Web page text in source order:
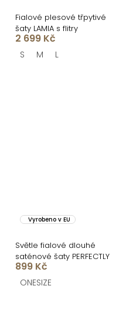
Fialové plesové třpytivé
šaty LAMIA s flitry
2 699 Kč
S M L
Vyrobeno v EU
Světle fialové dlouhé
saténové šaty PERFECTLY
899 Kč
ONESIZE